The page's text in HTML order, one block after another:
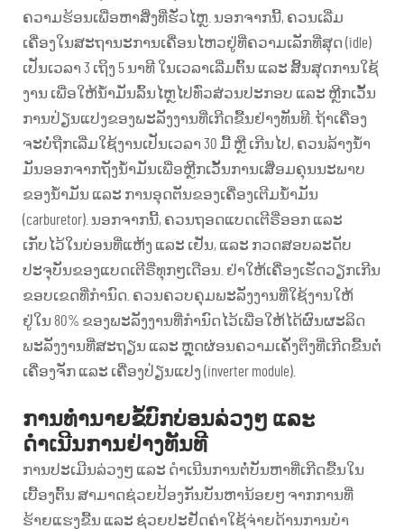
ຄວາມຮ້ອນເພື່ອຫາສິ່ງທີ່ຮັ່ວໄຫຼ. ນອກຈາກນີ້, ຄວນເລີ່ມ
ເຄື່ອງໃນສະຖານະການເຄື່ອນໄຫວຢູ່ທີ່ຄວາມເລັກທີ່ສຸດ (idle)
ເປັນເວລາ 3 ເຖິງ 5 ນາທີ ໃນເວລາເລີ່ມຕົ້ນ ແລະ ສິ້ນສຸດການໃຊ້
ງານ ເພື່ອໃຫ້ນ້ຳມັນລົ້ນໄຫຼໄປທົ່ວສ່ວນປະກອບ ແລະ ຫຼີກເວັ້ນ
ການປ່ຽນແປງຂອງພະລັງງານທີ່ເກີດຂື້ນຢ່າງທັນທີ. ຖ້າເຄື່ອງ
ຈະບໍ່ຖືກເລີ່ມໃຊ້ງານເປັນເວລາ 30 ມື້ ຫຼື ເກີນໄປ, ຄວນລ້າງນ້ຳ
ມັນອອກຈາກຖັງນ້ຳມັນເພື່ອຫຼີກເວັ້ນການເສື່ອມຄຸນນະພາບ
ຂອງນ້ຳມັນ ແລະ ການອຸດຕັນຂອງເຄື່ອງເຕີມນ້ຳມັນ
(carburetor). ນອກຈາກນີ້, ຄວນຖອດແບດເຕີຣີ່ອອກ ແລະ
ເກັບໄວ້ໃນບ່ອນທີ່ແຫ້ງ ແລະ ເຢັນ, ແລະ ກວດສອບລະດັບ
ປະຈຸບັນຂອງແບດເຕີຣີ່ທຸກໆເດືອນ. ຢ່າໃຫ້ເຄື່ອງເຮັດວຽກເກີນ
ຂອບເຂດທີ່ກຳນົດ. ຄວນຄວບຄຸມພະລັງງານທີ່ໃຊ້ງານໃຫ້
ຢູ່ໃນ 80% ຂອງພະລັງງານທີ່ກຳນົດໄວ້ເພື່ອໃຫ້ໄດ້ຜົນຜະລິດ
ພະລັງງານທີ່ສະຖຽນ ແລະ ຫຼຸດຜ່ອນຄວາມເຄັ່ງຕຶງທີ່ເກີດຂື້ນຕໍ່
ເຄື່ອງຈັກ ແລະ ເຄື່ອງປ່ຽນແປງ (inverter module).
ການທຳນາຍຂໍ້ບົກບ່ອນລ່ວງໆ ແລະ
ດຳເນີນການຢ່າງທັນທີ
ການປະເມີນລ່ວງໆ ແລະ ດຳເນີນການຕໍ່ບັນຫາທີ່ເກີດຂື້ນໃນ
ເບື້ອງຕົ້ນ ສາມາດຊ່ວຍປ້ອງກັນບັນຫານ້ອຍໆ ຈາກການທີ່
ຮ້າຍແຮງຂື້ນ ແລະ ຊ່ວຍປະຢັດຄ່າໃຊ້ຈ່າຍດ້ານການບໍາ